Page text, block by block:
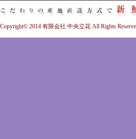
Copyright© 2014 有限会社 中央立花 All Rights